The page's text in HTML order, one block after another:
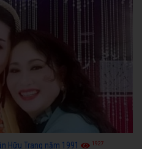
Hữu Trang năm 1991 1927